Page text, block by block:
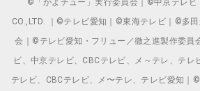
©「かよチュー」実行委員会｜©中京テレビ
CO.,LTD. ｜©テレビ愛知｜©東海テレビ｜©多
会｜©テレビ愛知・フリュー／徹之進製作委員
ビ、中京テレビ、CBCテレビ、メ～テレ、テレ
テレビ、CBCテレビ、メ〜テレ、テレビ愛知